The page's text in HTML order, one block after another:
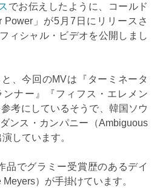
でお伝えしたように、コールド
Power」が5月7日にリリースさ
ィシャル・ビデオを公開しまし
、今回のMVは『ターミネータ
ナー』『フィフス・エレメン
考にしているそうで、韓国ソウ
ンス・カンパニー（Ambiguous
しています。
品でグラミー受賞歴のあるデイ
）が手掛けています。